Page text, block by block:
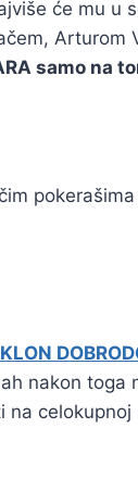
će mu u
Arturom
samo na
nakon toga
na celokupnoj